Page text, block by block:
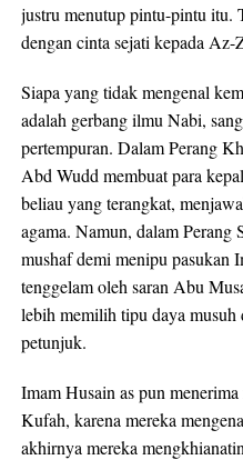
justru menutup pintu-pintu itu.
dengan cinta sejati kepada Az-
Siapa yang tidak mengenal
adalah gerbang ilmu Nabi,
pertempuran. Dalam Perang
Abd Wudd membuat para
beliau yang terangkat,
agama. Namun, dalam
mushaf demi menipu pasukan
tenggelam oleh saran Abu
lebih memilih tipu daya musuh
petunjuk.
Imam Husain as pun
Kufah, karena mereka
akhirnya mereka